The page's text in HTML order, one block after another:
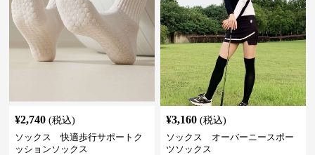
¥2,740 (税込)
ソックス 快適歩行サポートク
ッションソックス
¥3,160 (税込)
ソックス オーバーニースポー
ツソックス